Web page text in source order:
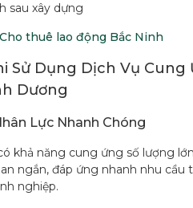
sau xây dựng
Cho thuê lao động Bắc Ninh
Sử Dụng Dịch Vụ Cung
Dương
Lực Nhanh Chóng
khả năng cung ứng số lượng
ngắn, đáp ứng nhanh nhu cầu
nghiệp.